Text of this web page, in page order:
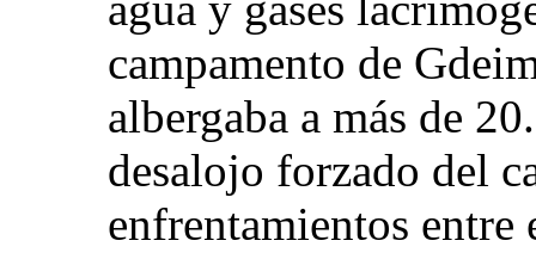
campamento de
albergaba a más de
desalojo forzado del
enfrentamientos